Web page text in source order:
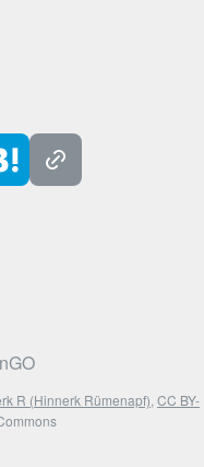
R (Hinnerk Rümenapf), CC BY-